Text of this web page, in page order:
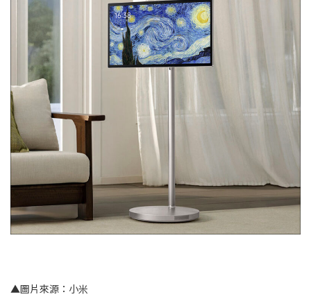
▲圖片來源：小米